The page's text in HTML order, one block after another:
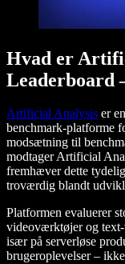
Hvad er
Leaderboard
Artificial Analysis er
benchmark-platforme
modsætning til
modtager Artificial
fremhæver dette
troværdig blandt
Platformen evaluerer
videoværktøjer og text-
især på serverløse
brugeroplevelser –